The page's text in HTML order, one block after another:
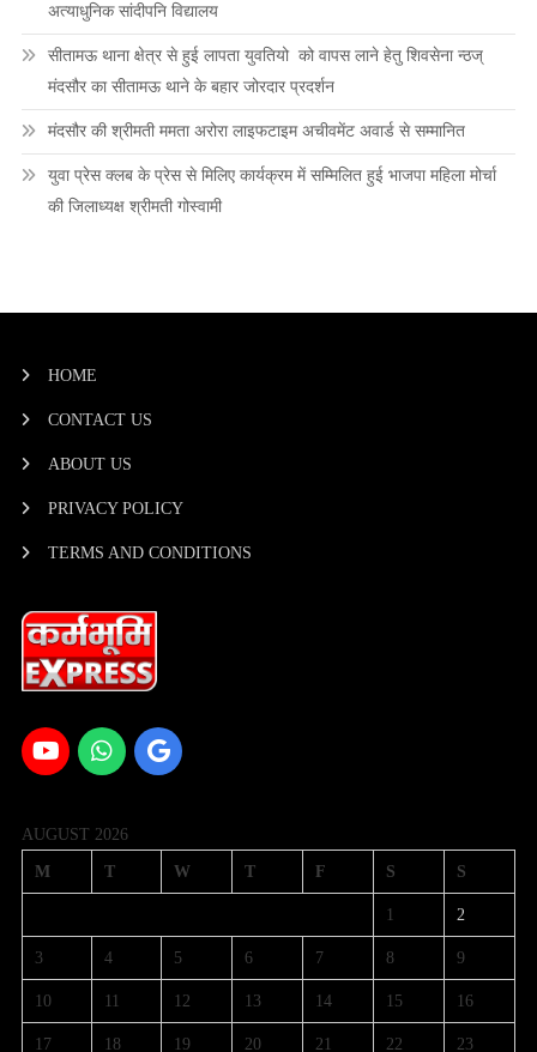
अत्याधुनिक सांदीपनि विद्यालय
सीतामऊ थाना क्षेत्र से हुई लापता युवतियो को वापस लाने हेतु शिवसेना न्ठज्
मंदसौर का सीतामऊ थाने के बहार जोरदार प्रदर्शन
मंदसौर की श्रीमती ममता अरोरा लाइफटाइम अचीवमेंट अवार्ड से सम्मानित
युवा प्रेस क्लब के प्रेस से मिलिए कार्यक्रम में सम्मिलित हुई भाजपा महिला मोर्चा
की जिलाध्यक्ष श्रीमती गोस्वामी
HOME
CONTACT US
ABOUT US
PRIVACY POLICY
TERMS AND CONDITIONS
AUGUST 2026
M T W T F S S
1 2
3 4 5 6 7 8 9
10 11 12 13 14 15 16
17 18 19 20 21 22 23